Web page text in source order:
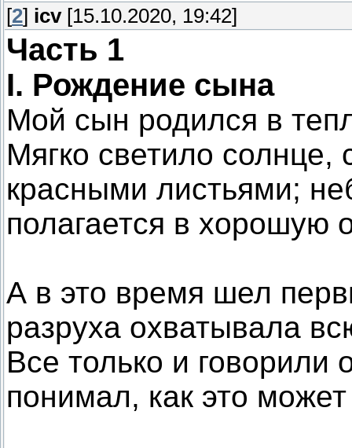
[2] icv[15.10.2020, 19:42]
Часть 1
I. Рождение сына
Мой сын родился в
Мягко светило
красными листьями;
полагается в хорошую
А в это время шел
разруха охватывала
Все только и
понимал, как это